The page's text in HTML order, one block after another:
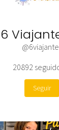
6
20892
Seguir